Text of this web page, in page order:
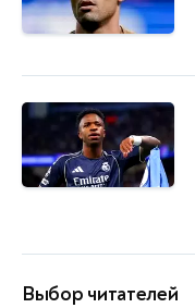
Выбор читателей